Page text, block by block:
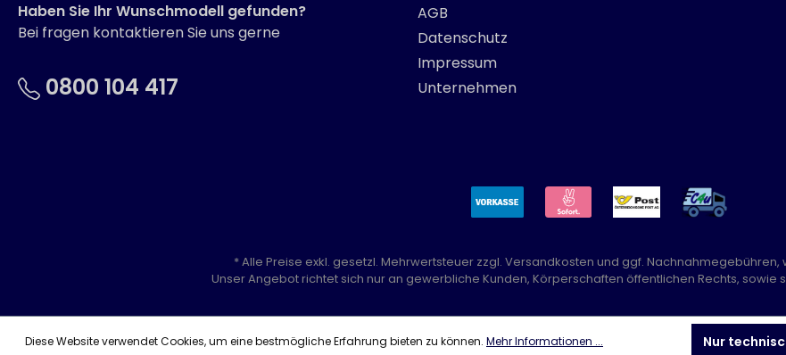
Haben Sie Ihr Wunschmodell gefunden?
Bei fragen kontaktieren Sie uns gerne
0800 104 417
AGB
Datenschutz
Impressum
Unternehmen
* Alle Preise exkl. gesetzl. Mehrwertsteuer zzgl. Versandkosten und ggf.
Unser Angebot richtet sich nur an gewerbliche Kunden, Körperschaften öffentlichen Rechts, sowie
Diese Website verwendet Cookies, um eine bestmögliche Erfahrung bieten zu können. Mehr Informationen ... Nur